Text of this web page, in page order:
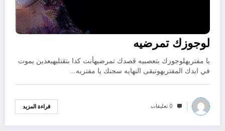
لوجوزك تمرضيه
يا مفتريهلوجوزك بتعصبيه قصدك تمرضيهأنت كدا بتقتليهبعدين يموت
في ايدك المفتريهوتبقى النهايه سجنك يا مفتريه…
0 تعليقات قراءة المزيد